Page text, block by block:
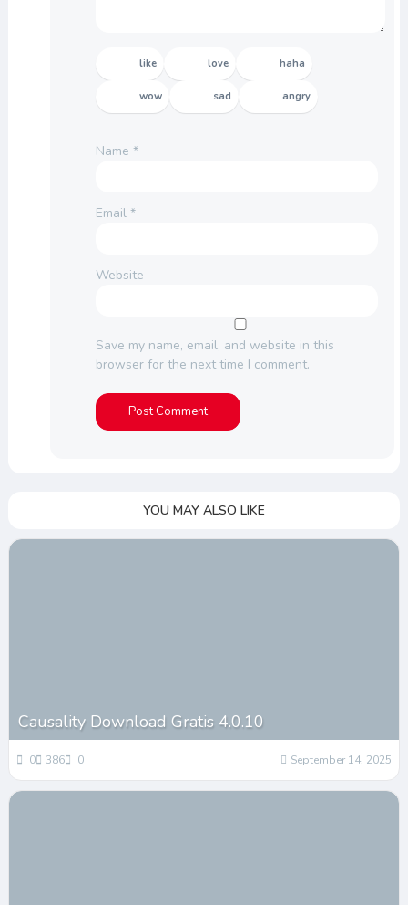
like love haha
wow sad angry
Name *
Email *
Website
Save my name, email, and website in this
browser for the next time I comment.
YOU MAY ALSO LIKE
Causality Download Gratis 4.0.10
0 386 0 September 14, 2025